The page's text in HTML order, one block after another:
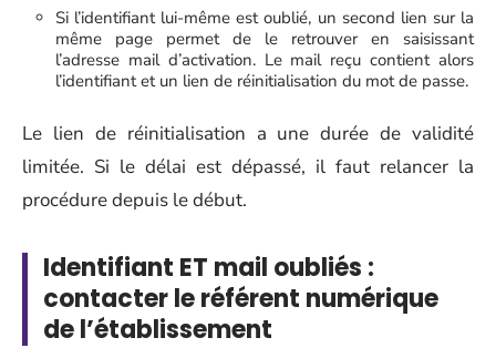
Si l’identifiant lui-même est oublié, un second lien sur la
même page permet de le retrouver en saisissant
l’adresse mail d’activation. Le mail reçu contient alors
l’identifiant et un lien de réinitialisation du mot de passe.
Le lien de réinitialisation a une durée de validité
limitée. Si le délai est dépassé, il faut relancer la
procédure depuis le début.
Identifiant ET mail oubliés :
contacter le référent numérique
de l’établissement